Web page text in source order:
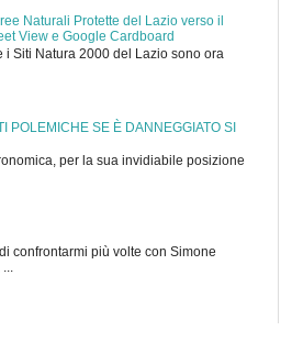
Naturali Protette del Lazio verso il
View e Google Cardboard
i Siti Natura 2000 del Lazio sono ora
POLEMICHE SE È DANNEGGIATO SI
per la sua invidiabile posizione
confrontarmi più volte con Simone